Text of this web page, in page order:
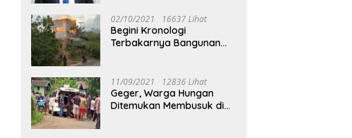
02/10/2021 16637 Lihat
Begini Kronologi
Terbakarnya Bangunan
11/09/2021 12836 Lihat
Geger, Warga Hungan
Ditemukan Membusuk di